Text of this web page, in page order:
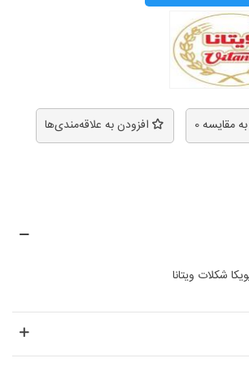
مقایسه0 افزودن به علاقه‌مندی‌ها